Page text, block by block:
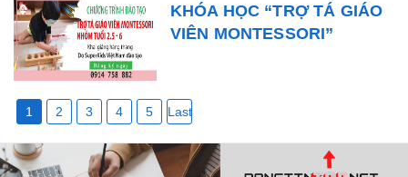
KHÓA HỌC “TRỢ TÁ GIÁO
VIÊN MONTESSORI”
1 2 3 4 5 Last